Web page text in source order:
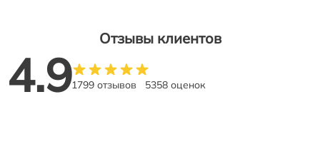
Отзывы клиентов
4.91799 отзывов 5358 оценок